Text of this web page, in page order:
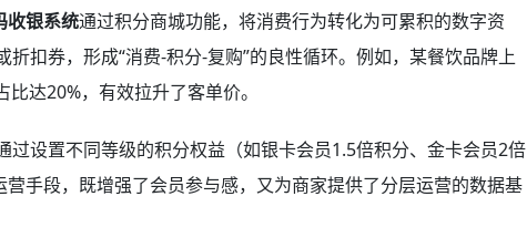
收银系统通过积分商城功能，将消费行为转化为可累积的数字资
扣券，形成“消费-积分-复购”的良性循环。例如，某餐饮品牌上
达20%，有效拉升了客单价。
设置不同等级的积分权益（如银卡会员1.5倍积分、金卡会员2倍
手段，既增强了会员参与感，又为商家提供了分层运营的数据基